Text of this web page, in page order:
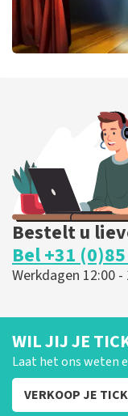
BESTEL NU
Bestelt u
Bel +31
Werkdagen 12:00 -
WIL JIJ JE
Laat het ons weten
VERKOOP JE